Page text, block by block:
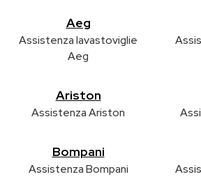
Aeg
Assistenza lavastoviglie
Aeg
Ariston
Assistenza Ariston
Bompani
Assistenza Bompani